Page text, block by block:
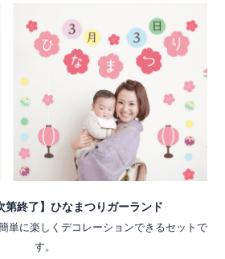
第終了】ひなまつりガーランド
単に楽しくデコレーションできるセットで
す。